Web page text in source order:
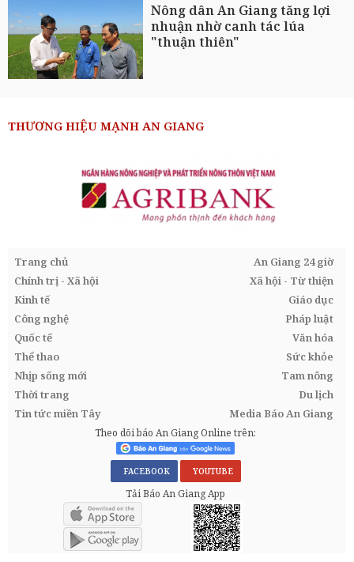
Nông dân An Giang tăng lợi
nhuận nhờ canh tác lúa
"thuận thiên"
THƯƠNG HIỆU MẠNH AN GIANG
Trang chủ
An Giang 24 giờ
Chính trị - Xã hội
Xã hội - Từ thiện
Kinh tế
Giáo dục
Công nghệ
Pháp luật
Quốc tế
Văn hóa
Thể thao
Sức khỏe
Nhịp sống mới
Tam nông
Thời trang
Du lịch
Tin tức miền Tây
Media Báo An Giang
Theo dõi báo An Giang Online trên:
FACEBOOK YOUTUBE
Tải Báo An Giang App